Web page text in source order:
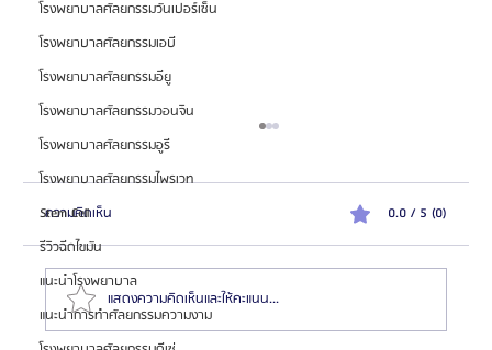
โรงพยาบาลศัลยกรรมวันเปอร์เซ็น
โรงพยาบาลศัลยกรรมเอบี
โรงพยาบาลศัลยกรรมอียู
โรงพยาบาลศัลยกรรมวอนจิน
โรงพยาบาลศัลยกรรมอูรี
โรงพยาบาลศัลยกรรมไพรเวท
Stem Cell
รีวิวฉีดไขมัน
แนะนำโรงพยาบาล
แนะนำการทำศัลยกรรมความงาม
ความคิดเห็น 0.0 / 5 (0)
แสดงความคิดเห็นและให้คะแนน...